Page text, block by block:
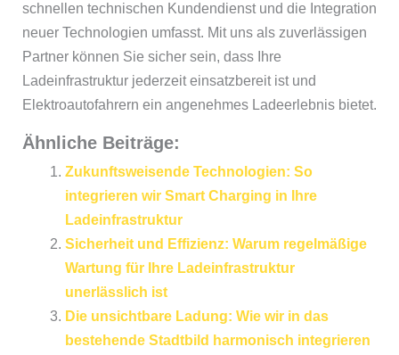
schnellen technischen Kundendienst und die Integration
neuer Technologien umfasst. Mit uns als zuverlässigen
Partner können Sie sicher sein, dass Ihre
Ladeinfrastruktur jederzeit einsatzbereit ist und
Elektroautofahrern ein angenehmes Ladeerlebnis bietet.
Ähnliche Beiträge:
Zukunftsweisende Technologien: So
integrieren wir Smart Charging in Ihre
Ladeinfrastruktur
Sicherheit und Effizienz: Warum regelmäßige
Wartung für Ihre Ladeinfrastruktur
unerlässlich ist
Die unsichtbare Ladung: Wie wir in das
bestehende Stadtbild harmonisch integrieren